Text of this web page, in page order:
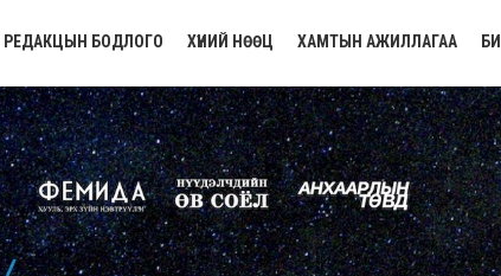
РЕДАКЦЫН БОДЛОГО ХҮНИЙ НӨӨЦ ХАМТЫН АЖИЛЛАГАА